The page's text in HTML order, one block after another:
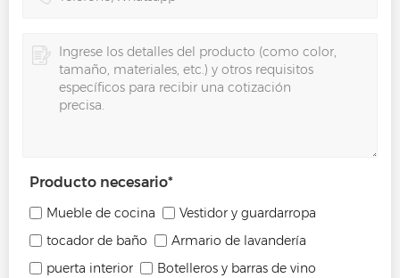
Producto necesario*
Mueble de cocina
Vestidor y guardarropa
tocador de baño
Armario de lavandería
puerta interior
Botelleros y barras de vino